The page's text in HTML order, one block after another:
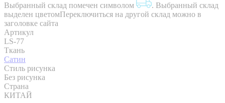
Выбранный склад помечен символом . Выбранный склад
выделен цветомПереключиться на другой склад можно в
заголовке сайта
Артикул
LS-77
Ткань
Сатин
Стиль рисунка
Без рисунка
Страна
КИТАЙ